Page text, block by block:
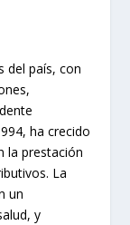
del país, con
ha crecido
la prestación
La
un
y